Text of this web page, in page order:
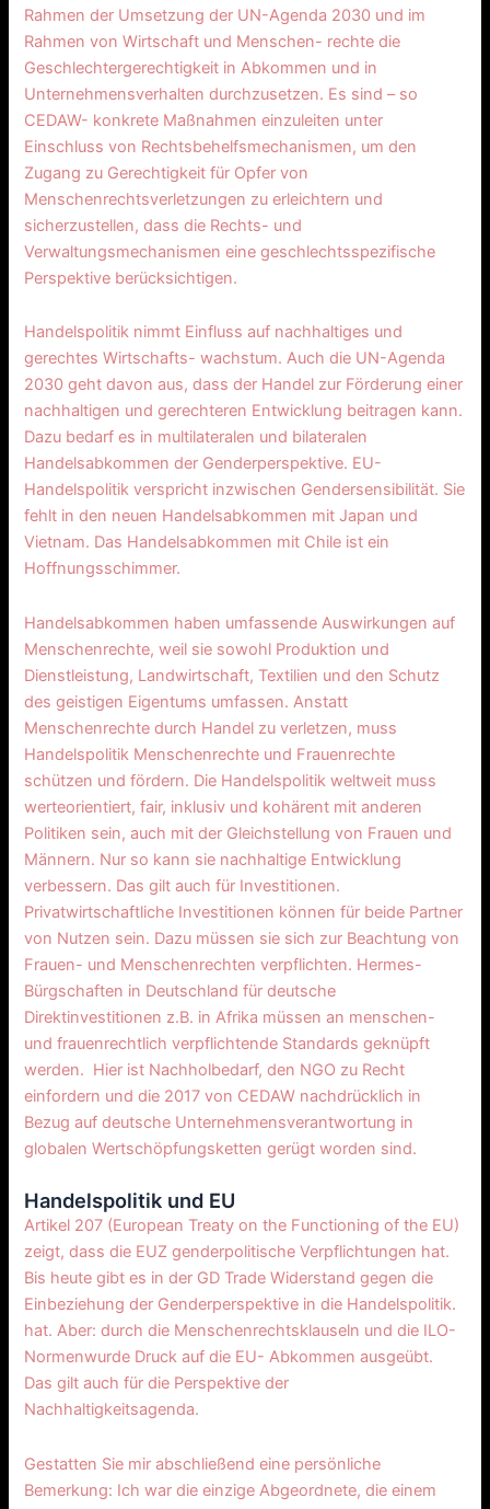
Rahmen der Umsetzung der UN-Agenda 2030 und im
Rahmen von Wirtschaft und Menschen- rechte die
Geschlechtergerechtigkeit in Abkommen und in
Unternehmensverhalten durchzusetzen. Es sind – so
CEDAW- konkrete Maßnahmen einzuleiten unter
Einschluss von Rechtsbehelfsmechanismen, um den
Zugang zu Gerechtigkeit für Opfer von
Menschenrechtsverletzungen zu erleichtern und
sicherzustellen, dass die Rechts- und
Verwaltungsmechanismen eine geschlechtsspezifische
Perspektive berücksichtigen.
Handelspolitik nimmt Einfluss auf nachhaltiges und
gerechtes Wirtschafts- wachstum. Auch die UN-Agenda
2030 geht davon aus, dass der Handel zur Förderung einer
nachhaltigen und gerechteren Entwicklung beitragen kann.
Dazu bedarf es in multilateralen und bilateralen
Handelsabkommen der Genderperspektive. EU-
Handelspolitik verspricht inzwischen Gendersensibilität. Sie
fehlt in den neuen Handelsabkommen mit Japan und
Vietnam. Das Handelsabkommen mit Chile ist ein
Hoffnungsschimmer.
Handelsabkommen haben umfassende Auswirkungen auf
Menschenrechte, weil sie sowohl Produktion und
Dienstleistung, Landwirtschaft, Textilien und den Schutz
des geistigen Eigentums umfassen. Anstatt
Menschenrechte durch Handel zu verletzen, muss
Handelspolitik Menschenrechte und Frauenrechte
schützen und fördern. Die Handelspolitik weltweit muss
werteorientiert, fair, inklusiv und kohärent mit anderen
Politiken sein, auch mit der Gleichstellung von Frauen und
Männern. Nur so kann sie nachhaltige Entwicklung
verbessern. Das gilt auch für Investitionen.
Privatwirtschaftliche Investitionen können für beide Partner
von Nutzen sein. Dazu müssen sie sich zur Beachtung von
Frauen- und Menschenrechten verpflichten. Hermes-
Bürgschaften in Deutschland für deutsche
Direktinvestitionen z.B. in Afrika müssen an menschen-
und frauenrechtlich verpflichtende Standards geknüpft
werden. Hier ist Nachholbedarf, den NGO zu Recht
einfordern und die 2017 von CEDAW nachdrücklich in
Bezug auf deutsche Unternehmensverantwortung in
globalen Wertschöpfungsketten gerügt worden sind.
Handelspolitik und EU
Artikel 207 (European Treaty on the Functioning of the EU)
zeigt, dass die EUZ genderpolitische Verpflichtungen hat.
Bis heute gibt es in der GD Trade Widerstand gegen die
Einbeziehung der Genderperspektive in die Handelspolitik.
hat. Aber: durch die Menschenrechtsklauseln und die ILO-
Normenwurde Druck auf die EU- Abkommen ausgeübt.
Das gilt auch für die Perspektive der
Nachhaltigkeitsagenda.
Gestatten Sie mir abschließend eine persönliche
Bemerkung: Ich war die einzige Abgeordnete, die einem